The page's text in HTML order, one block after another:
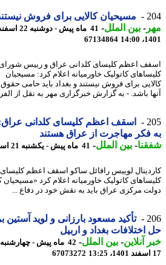
مسیحیان کالایی برای فروش نیستند
-بین الملل-
41 ماه پیش - دوشنبه 22 اسفند
67134864
اعظم کلیسای کلدانی عراق و رییس شورای
کاتولیک خاورمیانه اعلام کرد: مسیحیان
برای فروش نیستند و بغداد باید حامی حقوق
باشد. - به گزارش خبرگزاری مهر به نقل از الفرات،
اسقف اعظم کلیسای کلدانی عراق:
فکر مهاجرت از عراق هستند
-بین الملل-41 ماه پیش - یکشنبه 21 اسفند 1401، 19:25
لوییس رافائل ساکو اسقف اعظم کلیسای
کاتولیک خاورمیانه اعلام کرد «مسیحیان
مرکزی عراق باید به نقش خود در دفاع ...
تأکید مسعود بارزانی و لوید آستین بر
بغداد و اربیل
آنلاین-بین الملل-
42 ماه پیش - چهارشنبه
67073272